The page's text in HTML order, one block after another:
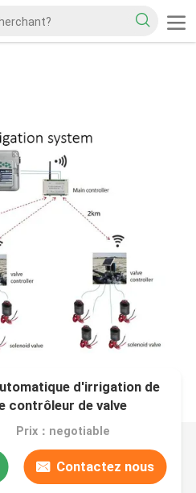
d'irrigation de
contrôleur de valve
Prix：negotiable
Contactez nous